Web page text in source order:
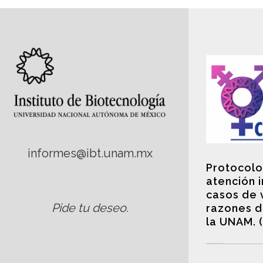
informes@ibt.unam.mx
Pide tu deseo.
atención
casos de
razones
la UNAM.